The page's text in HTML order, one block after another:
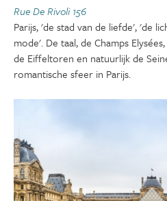
Rue De Rivoli 156
Parijs, 'de stad van de liefde', 'de
mode'. De taal, de Champs
de Eiffeltoren en natuurlijk de
romantische sfeer in Parijs.